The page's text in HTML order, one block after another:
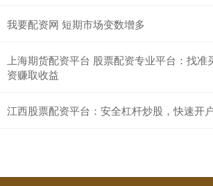
我要配资网 短期市场变数增多
上海期货配资平台 股票配资专业平台：找准
资赚取收益
江西股票配资平台：安全杠杆炒股，快速开